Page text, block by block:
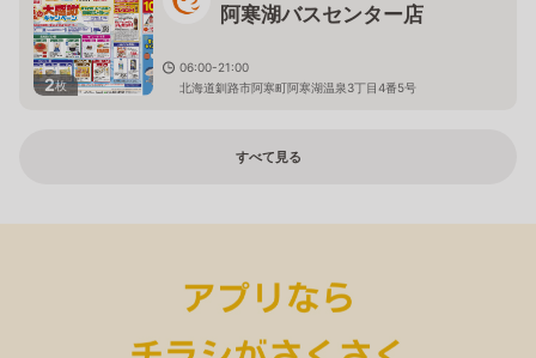
2枚
阿寒湖バスセンター店
06:00-21:00
北海道釧路市阿寒町阿寒湖温泉3丁目4番5号
すべて見る